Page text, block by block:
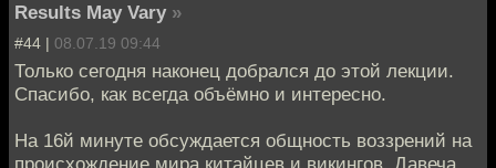
Results May Vary »
#44 | 08.07.19 09:44
Только сегодня наконец добрался до этой лекции.
Спасибо, как всегда объёмно и интересно.
На 16й минуте обсуждается общность воззрений на